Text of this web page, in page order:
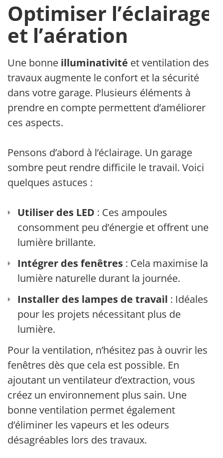
Optimiser l’éclairage
et l’aération
Une bonne illuminativité et ventilation des
travaux augmente le confort et la sécurité
dans votre garage. Plusieurs éléments à
prendre en compte permettent d’améliorer
ces aspects.
Pensons d’abord à l’éclairage. Un garage
sombre peut rendre difficile le travail. Voici
quelques astuces :
Utiliser des LED : Ces ampoules
consomment peu d’énergie et offrent une
lumière brillante.
Intégrer des fenêtres : Cela maximise la
lumière naturelle durant la journée.
Installer des lampes de travail : Idéales
pour les projets nécessitant plus de
lumière.
Pour la ventilation, n’hésitez pas à ouvrir les
fenêtres dès que cela est possible. En
ajoutant un ventilateur d’extraction, vous
créez un environnement plus sain. Une
bonne ventilation permet également
d’éliminer les vapeurs et les odeurs
désagréables lors des travaux.